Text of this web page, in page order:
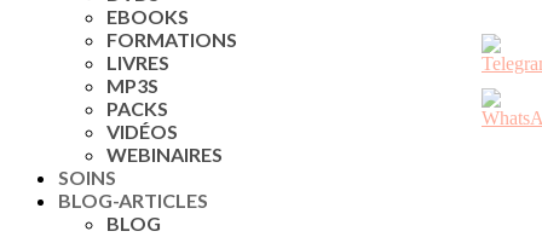
EBOOKS
FORMATIONS
LIVRES
MP3S
PACKS
VIDÉOS
WEBINAIRES
SOINS
BLOG-ARTICLES
BLOG